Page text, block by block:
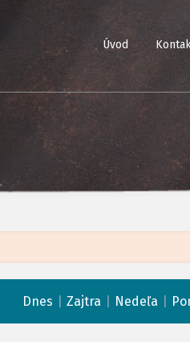
Úvod
Dnes Zajtra Nedeľa